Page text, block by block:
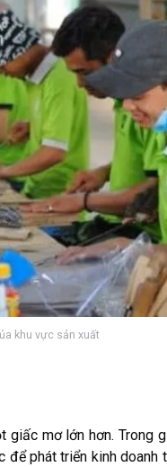
khu vực sản xuất
giấc mơ lớn hơn.
phát triển kinh